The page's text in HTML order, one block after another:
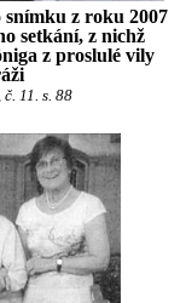
z roku 2007
setkání, z nichž
z proslulé vily
11. s. 88